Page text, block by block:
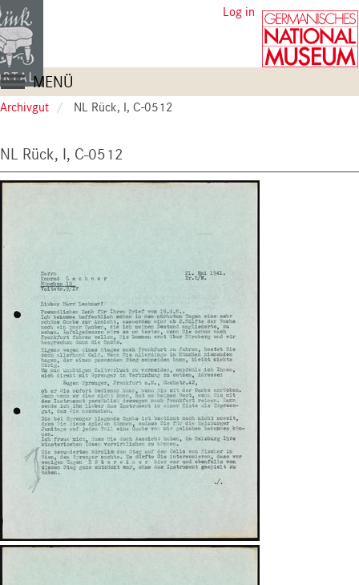
Skip
to
main
content
User
account
menu
Log in
Main
navigation
MENÜ
Archivgut NL Rück, I, C-0512
NL Rück, I, C-0512